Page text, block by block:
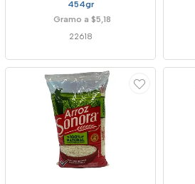
454gr
Gramo a $5,18
22618